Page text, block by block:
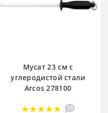
Мусат 23 см с
углеродистой стали
Arcos 278100
13